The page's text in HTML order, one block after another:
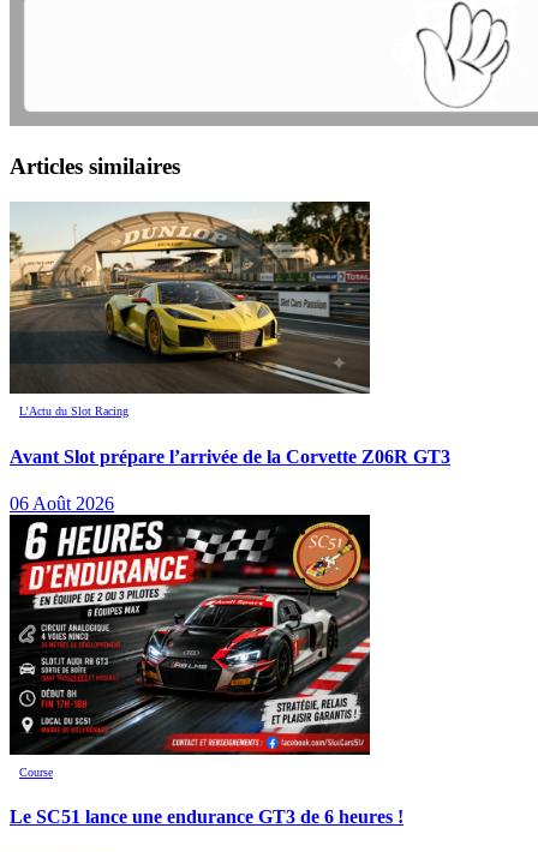
Articles similaires
L’Actu du Slot Racing
Avant Slot prépare l’arrivée de la Corvette Z06R GT3
06 Août 2026
Course
Le SC51 lance une endurance GT3 de 6 heures !